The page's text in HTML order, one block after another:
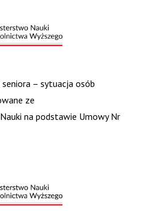
seniora – sytuacja osób
ze
na podstawie Umowy Nr